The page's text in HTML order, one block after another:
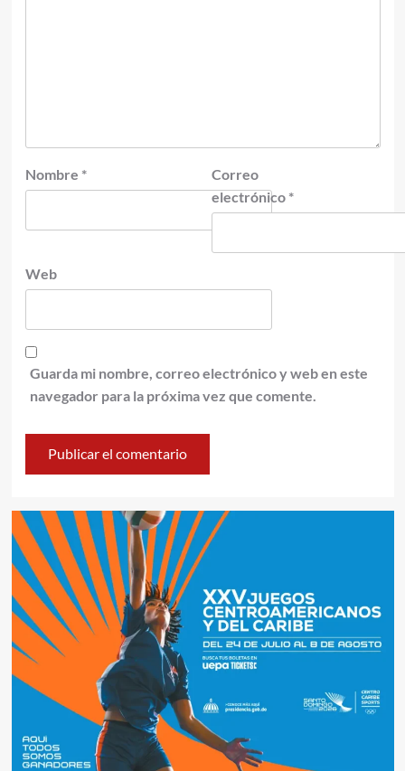
Nombre *
Correo
electrónico *
Web
Guarda mi nombre, correo electrónico y web en este
navegador para la próxima vez que comente.